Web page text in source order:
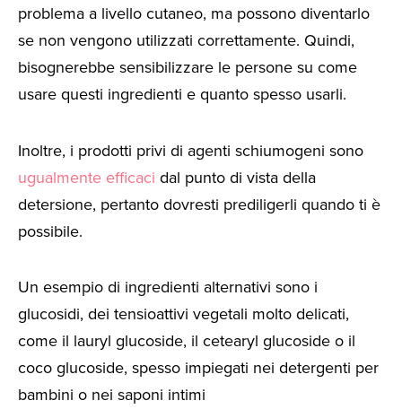
problema a livello cutaneo, ma possono diventarlo
se non vengono utilizzati correttamente. Quindi,
bisognerebbe sensibilizzare le persone su come
usare questi ingredienti e quanto spesso usarli.
Inoltre, i prodotti privi di agenti schiumogeni sono
ugualmente efficaci dal punto di vista della
detersione, pertanto dovresti prediligerli quando ti è
possibile.
Un esempio di ingredienti alternativi sono i
glucosidi, dei tensioattivi vegetali molto delicati,
come il lauryl glucoside, il cetearyl glucoside o il
coco glucoside, spesso impiegati nei detergenti per
bambini o nei saponi intimi